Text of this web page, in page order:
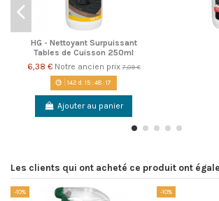
HG - Nettoyant Surpuissant
Tables de Cuisson 250ml
6,38 € Notre ancien prix7,09 €
142 d. 15:48:17
Ajouter au panier
Les clients qui ont acheté ce produit ont
-10% -10%